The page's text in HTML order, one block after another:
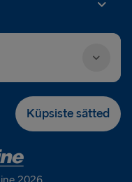
Küpsiste sätted